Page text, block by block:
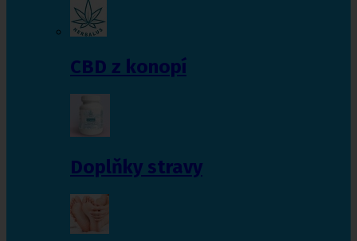
CBD z konopí
Doplňky stravy